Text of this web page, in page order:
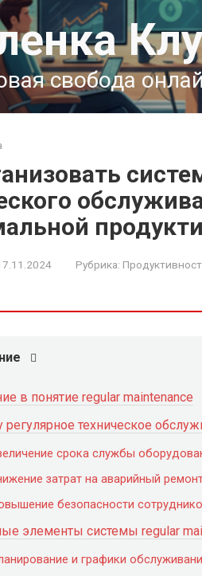
свобода
Рубрика:
в понятие regular maintenance
регулярное техническое
срока службы
затрат на аварийный
безопасности
элементы системы regular
и графики